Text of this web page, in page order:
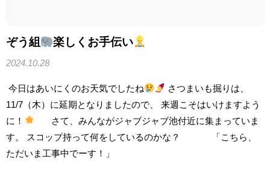
ぞう組 楽しくお手伝い
2024.10.28
今日はあいにくのお天気でしたね
さつまいも掘りは、
11/7（木）に延期となりましたので、 来週こそはいけますよう
に！
さて、みんながジャブジャブ池付近に集まっていま
す。 スコップ持って何をしているのかな？ 「こちら、
ただいま工事中でーす！」